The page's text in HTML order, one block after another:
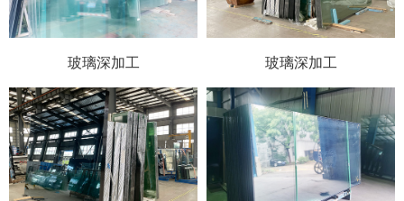
玻璃深加工 玻璃深加工